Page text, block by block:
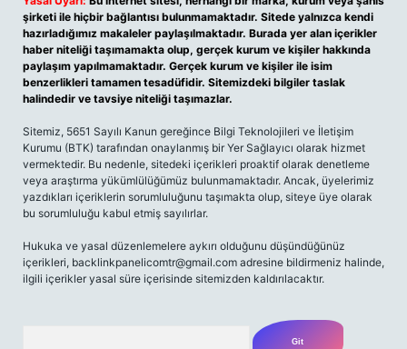
şirketi ile hiçbir bağlantısı bulunmamaktadır. Sitede yalnızca kendi
hazırladığımız makaleler paylaşılmaktadır. Burada yer alan içerikler
haber niteliği taşımamakta olup, gerçek kurum ve kişiler hakkında
paylaşım yapılmamaktadır. Gerçek kurum ve kişiler ile isim
benzerlikleri tamamen tesadüfidir. Sitemizdeki bilgiler taslak
halindedir ve tavsiye niteliği taşımazlar.
Sitemiz, 5651 Sayılı Kanun gereğince Bilgi Teknolojileri ve İletişim
Kurumu (BTK) tarafından onaylanmış bir Yer Sağlayıcı olarak hizmet
vermektedir. Bu nedenle, sitedeki içerikleri proaktif olarak denetleme
veya araştırma yükümlülüğümüz bulunmamaktadır. Ancak, üyelerimiz
yazdıkları içeriklerin sorumluluğunu taşımakta olup, siteye üye olarak
bu sorumluluğu kabul etmiş sayılırlar.
Hukuka ve yasal düzenlemelere aykırı olduğunu düşündüğünüz
içerikleri, backlinkpanelicomtr@gmail.com adresine bildirmeniz halinde,
ilgili içerikler yasal süre içerisinde sitemizden kaldırılacaktır.